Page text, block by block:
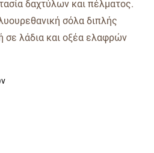
δαχτύλων και πέλματος.
σόλα διπλής
σε λάδια και οξέα ελαφρών